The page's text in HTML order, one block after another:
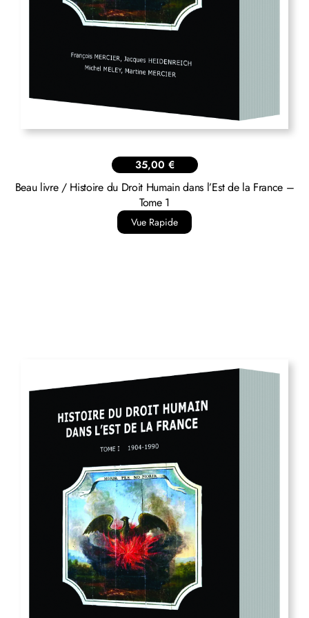
35,00 €
Beau livre / Histoire du Droit Humain dans l’Est de la France –
Tome 1
Vue Rapide